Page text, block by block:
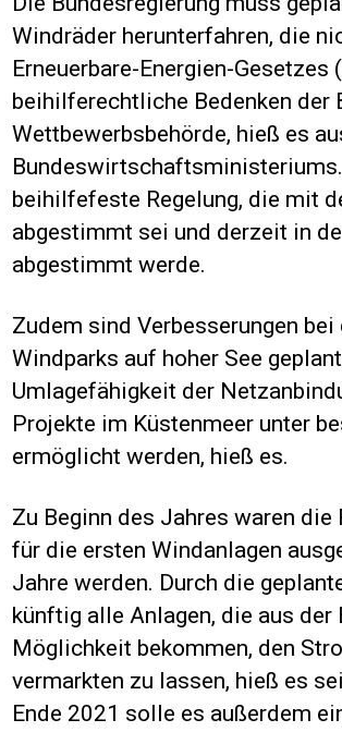
Windräder herunterfahren, die
Erneuerbare-Energien-
beihilferechtliche Bedenken der
Wettbewerbsbehörde, hieß es
beihilfefeste Regelung, die mit
abgestimmt sei und derzeit in
abgestimmt werde.
Zudem sind Verbesserungen
Windparks auf hoher See
Umlagefähigkeit der
Projekte im Küstenmeer unter
ermöglicht werden, hieß es.
Zu Beginn des Jahres waren die
für die ersten Windanlagen
Jahre werden. Durch die
künftig alle Anlagen, die aus der
Möglichkeit bekommen, den
vermarkten zu lassen, hieß es
Ende 2021 solle es außerdem